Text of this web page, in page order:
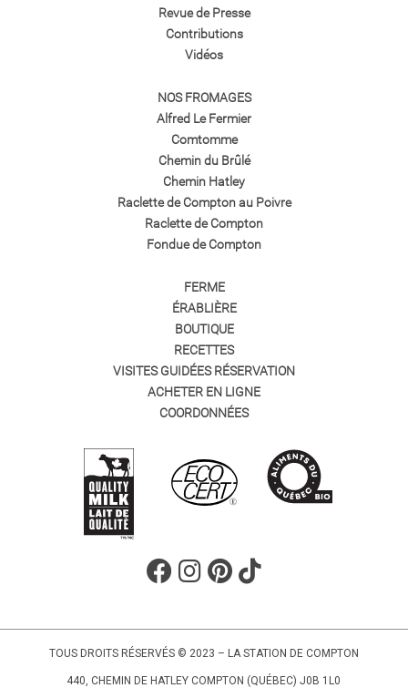
Revue de Presse
Contributions
Vidéos
NOS FROMAGES
Alfred Le Fermier
Comtomme
Chemin du Brûlé
Chemin Hatley
Raclette de Compton au Poivre
Raclette de Compton
Fondue de Compton
FERME
ÉRABLIÈRE
BOUTIQUE
RECETTES
VISITES GUIDÉES RÉSERVATION
ACHETER EN LIGNE
COORDONNÉES
TOUS DROITS RÉSERVÉS © 2023 – LA STATION DE COMPTON
440, CHEMIN DE HATLEY COMPTON (QUÉBEC) J0B 1L0